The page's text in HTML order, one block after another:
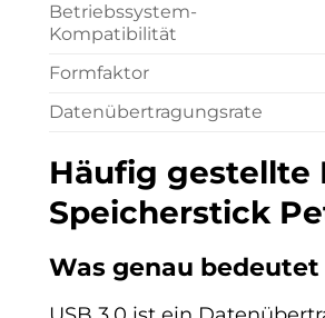
Betriebssystem-
Kompatibilität
Formfaktor
Datenübertragungsrate
Häufig gestellte
Speicherstick
Was genau